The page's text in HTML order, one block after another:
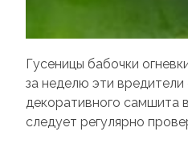
Гусеницы бабочки
за неделю эти вредители
декоративного самшита
следует регулярно